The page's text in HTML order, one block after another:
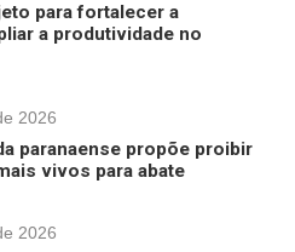
para fortalecer a
a produtividade no
2026
paranaense propõe proibir
vivos para abate
2026